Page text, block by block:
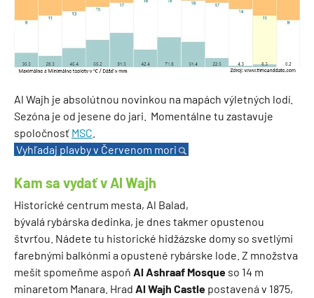
Al Wajh je absolútnou novinkou na mapách výletných lodí.
Sezóna je od jesene do jari.
Momentálne tu zastavuje
spoločnosť MSC
Vyhľadaj plavbyv Červenom mori
Kam sa vydať v Al Wajh
Historické centrum mesta, Al Balad,
bývalá rybárska dedinka, je dnes takmer opustenou
štvrťou. Nádete tu historické hidžázske domy so svetlými
farebnými balkónmi a opustené rybárske lode. Z množstva
mešít spomeňme aspoň Al Ashraaf Mosque so 14 m
minaretom Manara. Hrad Al Wajh Castle postavená v 1875,